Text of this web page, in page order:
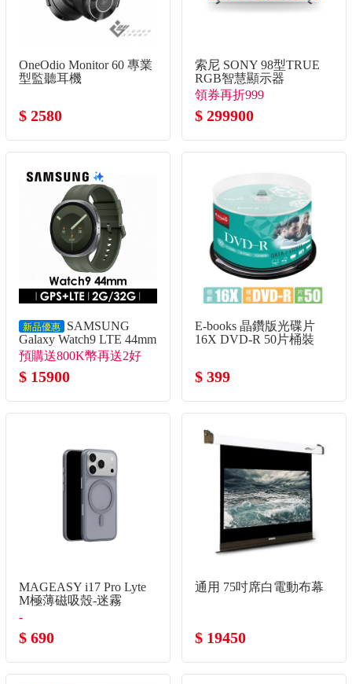
OneOdio Monitor 60 專業
型監聽耳機
$ 2580
索尼 SONY 98型TRUE
RGB智慧顯示器
領券再折999
$ 299900
新品優惠
SAMSUNG
Galaxy Watch9 LTE 44mm
智慧手錶 冰川銀
預購送800K幣再送2好
禮！
$ 15900
E-books 晶鑽版光碟片
16X DVD-R 50片桶裝
$ 399
MAGEASY i17 Pro Lyte
M極薄磁吸殼-迷霧
-
$ 690
通用 75吋席白電動布幕
$ 19450